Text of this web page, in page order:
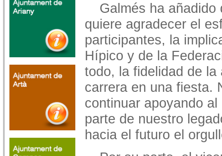
Galmés ha
quiere agradecer el
participantes, la
Hípico y de la
todo, la fidelidad de
carrera en una fiesta.
continuar apoyando
parte de nuestro
hacia el futuro el